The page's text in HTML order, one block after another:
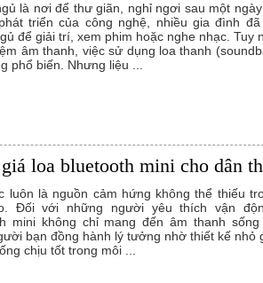
là nơi để thư giãn, nghỉ ngơi sau một
triển của công nghệ, nhiều gia đình
để giải trí, xem phim hoặc nghe nhạc. Tuy
âm thanh, việc sử dụng loa thanh
phổ biến. Nhưng liệu ...
loa bluetooth mini cho dân
luôn là nguồn cảm hứng không thể thiếu
Đối với những người yêu thích vận
mini không chỉ mang đến âm thanh
bạn đồng hành lý tưởng nhờ thiết kế nhỏ
chịu tốt trong môi ...